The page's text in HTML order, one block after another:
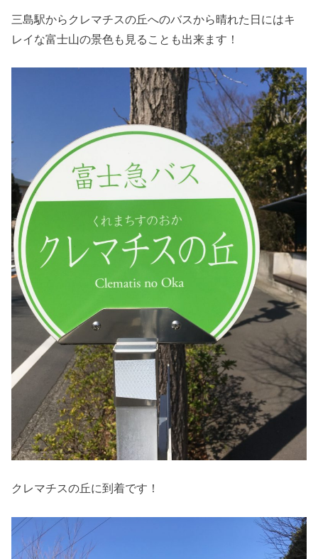
三島駅からクレマチスの丘へのバスから晴れた日にはキ
レイな富士山の景色も見ることも出来ます！
クレマチスの丘に到着です！